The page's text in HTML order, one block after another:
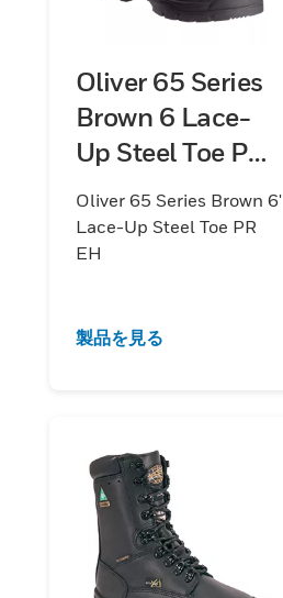
Oliver 65 Series
Brown 6 Lace-
Up Steel Toe PR
EH
Oliver 65 Series Brown 6'
Lace-Up Steel Toe PR
EH
製品を見る